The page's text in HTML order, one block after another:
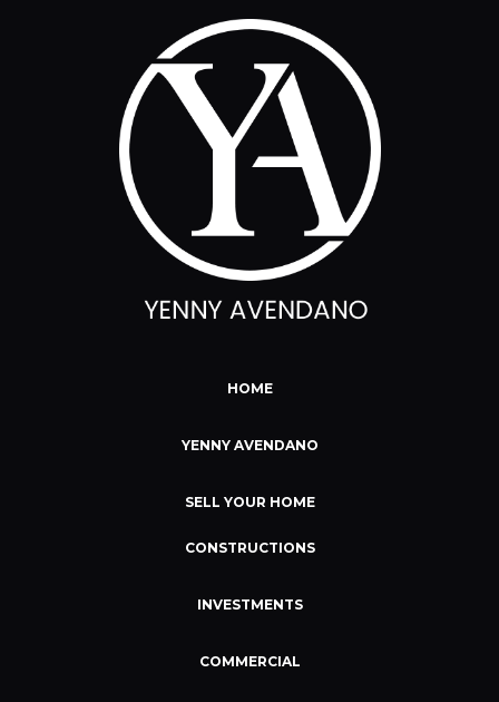
HOME
YENNY AVENDANO
SELL YOUR HOME
CONSTRUCTIONS
INVESTMENTS
COMMERCIAL